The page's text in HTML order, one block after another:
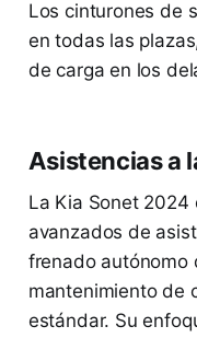
Los cinturones de
en todas las
de carga en los
Asistencias a
La Kia Sonet 2024
avanzados de
frenado autónomo
mantenimiento de
estándar. Su